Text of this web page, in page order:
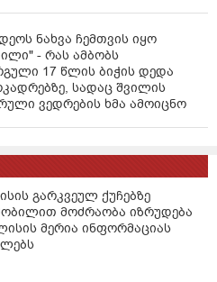
ნახვა ჩემთვის იყო
- რას ამბობს
17 წლის ბიჭის დედა
სადაც შვილის
ვედრების ხმა ამოიცნო
გარკვეულ ქუჩებზე
მოძრაობა იზრუდება
მერია ინფორმაციას